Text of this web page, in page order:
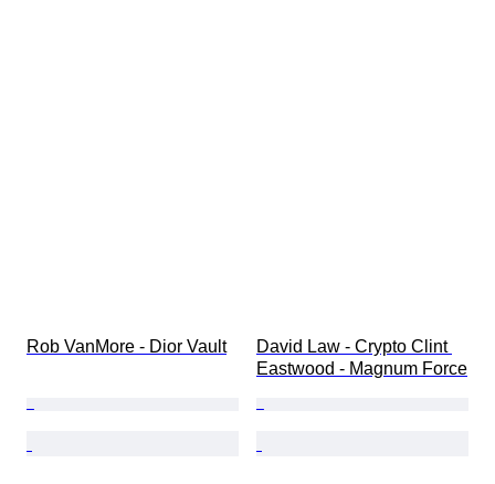
Rob VanMore - Dior Vault
David Law - Crypto Clint
Eastwood - Magnum Force